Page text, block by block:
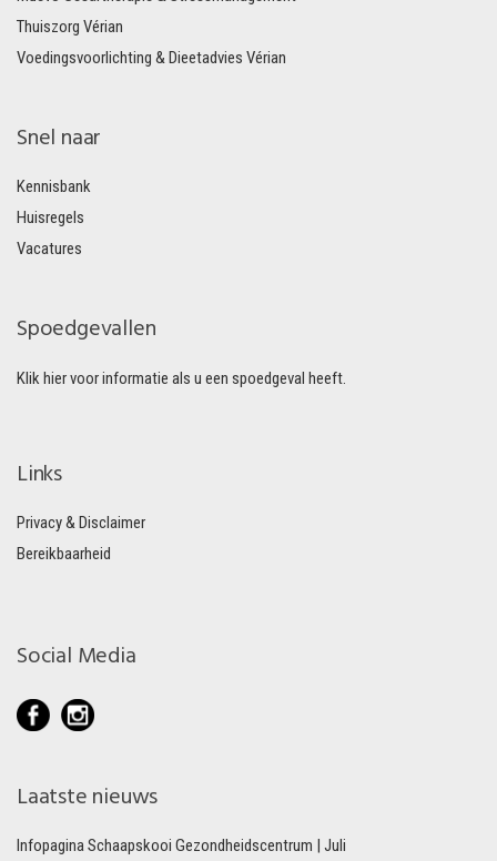
Thuiszorg Vérian
Voedingsvoorlichting & Dieetadvies Vérian
Snel naar
Kennisbank
Huisregels
Vacatures
Spoedgevallen
Klik hier voor informatie als u een spoedgeval heeft.
Links
Privacy & Disclaimer
Bereikbaarheid
Social Media
Laatste nieuws
Infopagina Schaapskooi Gezondheidscentrum | Juli